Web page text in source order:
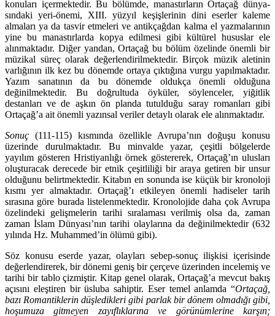
konuları içermektedir. Bu bölümde, manastırların Ortaçağ dünya­
sındaki yeri-önemi, XIII. yüzyıl keşişlerinin dini eserler kaleme
almaları ya da tasvir etmeleri ve antikçağdan kalma el yazmalarının
yine bu manastırlarda kopya edilmesi gibi kültürel hususlar ele
alınmaktadır. Diğer yandan, Ortaçağ bu bölüm özelinde önemli bir
müzikal süreç olarak de­ğerlen­dirilmektedir. Birçok müzik aletinin
varlığının ilk kez bu dönemde ortaya çıktığına vurgu yapılmaktadır.
Yazım sanatının da bu dönemde oldukça önemli olduğuna
değinilmektedir. Bu doğ­rultuda öyküler, söylenceler, yiğitlik
destanları ve de aşkın ön planda tutulduğu saray roman­ları gibi
Ortaçağ’a ait önemli yazınsal veriler detaylı olarak ele alınmaktadır.
Sonuç (111-115) kısmında özellikle Avrupa’nın doğuşu konusu
üzerinde durulmaktadır. Bu minvalde yazar, çeşitli bölgelerde
yayılım gösteren Hristiyanlığı örnek göstererek, Ortaçağ’ın ulusları
oluşturacak derecede bir etnik çeşitliliği bir araya getiren bir unsur
olduğunu belirt­mektedir. Kitabın en sonunda ise küçük bir kronoloji
kısmı yer almaktadır. Ortaçağ’ı etkileyen önemli hadiseler tarih
sırasına göre burada listelenmektedir. Kronolojide daha çok Avrupa
öze­lindeki gelişmelerin tarihi sıralaması verilmiş olsa da, zaman
zaman İslam Dünyası’nın tarihi olaylarına da değinilmektedir (632
yılında Hz. Muhammed’in ölümü gibi).
Söz konusu eserde yazar, olayları sebep-sonuç ilişkisi içerisinde
değerlendirerek, bir dönemi geniş bir çerçeve üzerinden incelemiş ve
tarihi bir tablo çizmiştir. Kitap genel olarak, Ortaçağ’a mevcut bakış
açısını eleştiren bir üsluba sahiptir. Eser temel anlamda “Ortaçağ,
bazı Romantikle­rin düşledikleri gibi parlak bir dönem olmadığı gibi,
hoşumuza gitmeyen zayıflıklarına ve görü­nümlerine karşın;